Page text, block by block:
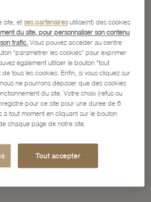
site, etses partenairesutilise(nt) des cookies
du site, pour personnaliser son contenu
trafic. Vous pouvez accéder au centre
“paramétrer les cookies” pour exprimer
également utiliser le bouton "tout
tous les cookies. Enfin, si vous cliquez sur
ne pourrons déposer que des cookies
du site. Votre choix (refus ou
pour ce site pour une durée de 6
à tout moment en cliquant sur le bouton
chaque page de notre site.
Tout accepter